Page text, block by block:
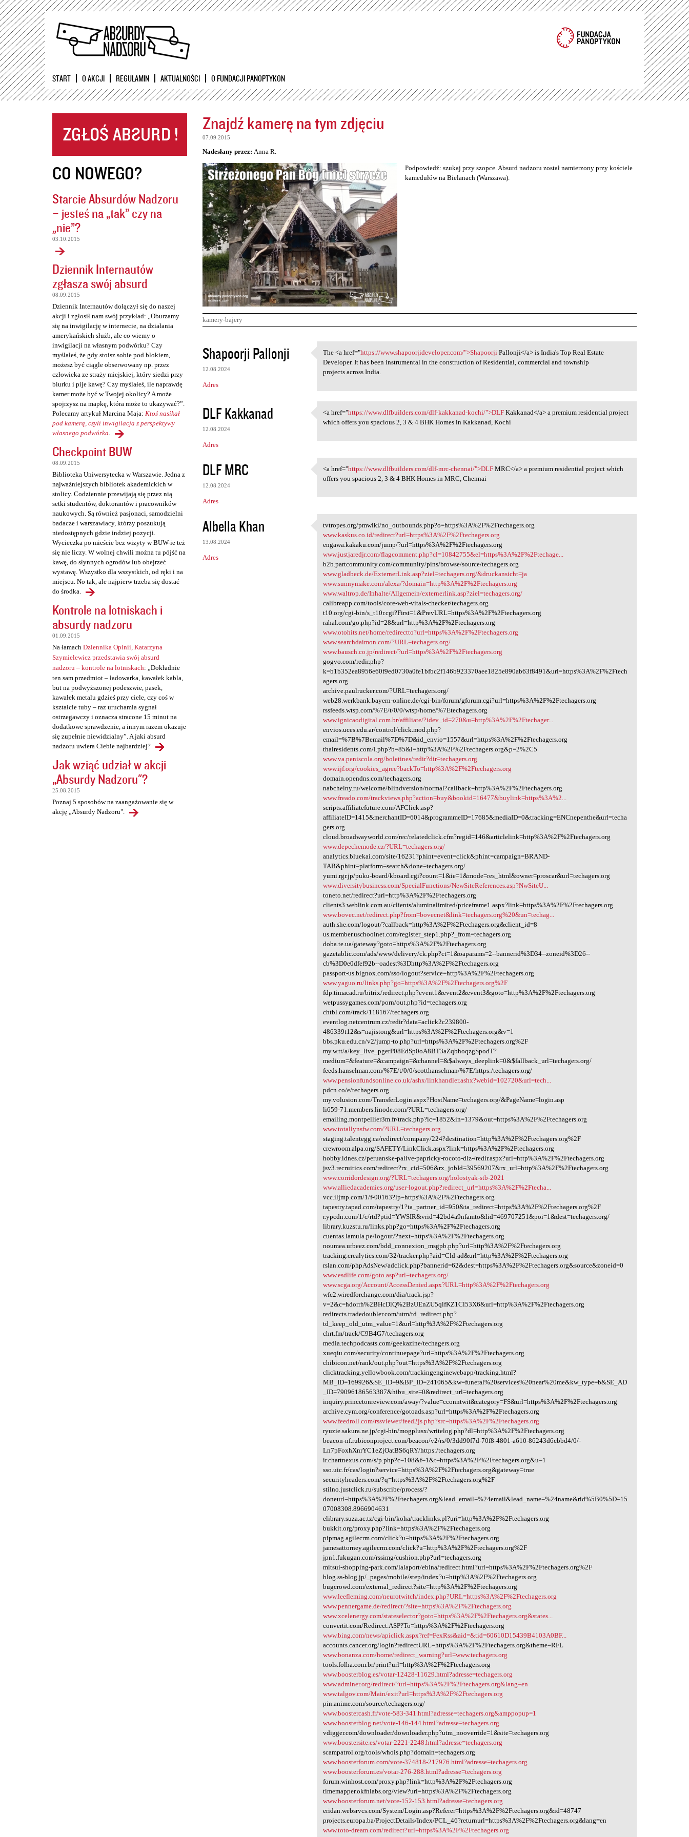
Przejdź
START O AKCJI REGULAMIN AKTUALNOŚCI O FUNDACJI PANOPTYKON
CO NOWEGO?
Starcie Absurdów Nadzoru
– jesteś na „tak” czy na
„nie”?
03.10.2015
Dziennik Internautów
zgłasza swój absurd
08.09.2015
Dziennik Internautów dołączył się do naszej
akcji i zgłosił nam swój przykład: „Oburzamy
się na inwigilację w internecie, na działania
amerykańskich służb, ale co wiemy o
inwigilacji na własnym podwórku? Czy
myślałeś, że gdy stoisz sobie pod blokiem,
możesz być ciągle obserwowany np. przez
człowieka ze straży miejskiej, który siedzi przy
biurku i pije kawę? Czy myślałeś, ile naprawdę
kamer może być w Twojej okolicy? A może
spojrzysz na mapkę, która może to ukazywać?”.
Polecamy artykuł Marcina Maja: Ktoś nasikał
pod kamerą, czyli inwigilacja z perspektywy
własnego podwórka.
Checkpoint BUW
08.09.2015
Biblioteka Uniwersytecka w Warszawie. Jedna z
najważniejszych bibliotek akademickich w
stolicy. Codziennie przewijają się przez nią
setki studentów, doktorantów i pracowników
naukowych. Są również pasjonaci, samodzielni
badacze i warszawiacy, którzy poszukują
niedostępnych gdzie indziej pozycji.
Wycieczka po mieście bez wizyty w BUW-ie też
się nie liczy. W wolnej chwili można tu pójść na
kawę, do słynnych ogrodów lub obejrzeć
wystawę. Wszystko dla wszystkich, od ręki i na
miejscu. No tak, ale najpierw trzeba się dostać
do środka.
Kontrole na lotniskach i
absurdy nadzoru
01.09.2015
Na łamach Dziennika Opinii, Katarzyna
Szymielewicz przedstawia swój absurd
nadzoru – kontrole na lotniskach: „Dokładnie
ten sam przedmiot – ładowarka, kawałek kabla,
but na podwyższonej podeszwie, pasek,
kawałek metalu gdzieś przy ciele, czy coś w
kształcie tuby – raz uruchamia sygnał
ostrzegawczy i oznacza stracone 15 minut na
dodatkowe sprawdzenie, a innym razem okazuje
się zupełnie niewidzialny”. A jaki absurd
nadzoru uwiera Ciebie najbardziej?
Jak wziąć udział w akcji
„Absurdy Nadzoru"?
25.08.2015
Poznaj 5 sposobów na zaangażowanie się w
akcję „Absurdy Nadzoru".
Znajdź kamerę na tym zdjęciu
07.09.2015
Nadesłany przez: Anna R.
Podpowiedź: szukaj przy szopce. Absurd nadzoru został namierzony przy kościele
kamedułów na Bielanach (Warszawa).
kamery-bajery
K
o
m
e
n
t
a
r
z
e
Shapoorji Pallonji
12.08.2024
Adres
The <a href="https://www
The <a href="https://www.shapoorjideveloper.com/">Shapoorji Pallonji</a> is India's Top Real Estate
Developer. It has been instrumental in the construction of Residential, commercial and township
projects across India.
DLF Kakkanad
12.08.2024
Adres
<a href="https://www
<a href="https://www.dlfbuilders.com/dlf-kakkanad-kochi/">DLF Kakkanad</a> a premium residential project
which offers you spacious 2, 3 & 4 BHK Homes in Kakkanad, Kochi
DLF MRC
12.08.2024
Adres
<a href="https://www
<a href="https://www.dlfbuilders.com/dlf-mrc-chennai/">DLF MRC</a> a premium residential project which
offers you spacious 2, 3 & 4 BHK Homes in MRC, Chennai
Albella Khan
13.08.2024
Adres
tvtropes.org/pmwiki/no
tvtropes.org/pmwiki/no_outbounds.php?o=https%3A%2F%2Ftechagers.org
www.kaskus.co.id/redirect?url=https%3A%2F%2Ftechagers.org
engawa.kakaku.com/jump/?url=https%3A%2F%2Ftechagers.org
www.justjaredjr.com/flagcomment.php?cl=10842755&el=https%3A%2F%2Ftechage...
b2b.partcommunity.com/community/pins/browse/source/techagers.org
www.gladbeck.de/ExternerLink.asp?ziel=techagers.org/&druckansicht=ja
www.sunnymake.com/alexa/?domain=http%3A%2F%2Ftechagers.org
www.waltrop.de/Inhalte/Allgemein/externerlink.asp?ziel=techagers.org/
calibreapp.com/tools/core-web-vitals-checker/techagers.org
t10.org/cgi-bin/s_t10r.cgi?First=1&PrevURL=https%3A%2F%2Ftechagers.org
rahal.com/go.php?id=28&url=http%3A%2F%2Ftechagers.org
www.otohits.net/home/redirectto?url=https%3A%2F%2Ftechagers.org
www.searchdaimon.com/?URL=techagers.org/
www.bausch.co.jp/redirect/?url=https%3A%2F%2Ftechagers.org
gogvo.com/redir.php?
k=b1b352ea8956e60f9ed0730a0fe1bfbc2f146b923370aee1825e890ab63f8491&url=https%3A%2F%2Ftech
agers.org
archive.paulrucker.com/?URL=techagers.org/
web28.werkbank.bayern-online.de/cgi-bin/forum/gforum.cgi?url=https%3A%2F%2Ftechagers.org
rssfeeds.wtsp.com/%7E/t/0/0/wtsp/home/%7Etechagers.org
www.ignicaodigital.com.br/affiliate/?idev_id=270&u=http%3A%2F%2Ftechager...
envios.uces.edu.ar/control/click.mod.php?
email=%7B%7Bemail%7D%7D&id_envio=1557&url=https%3A%2F%2Ftechagers.org
thairesidents.com/l.php?b=85&l=http%3A%2F%2Ftechagers.org&p=2%2C5
www.va.peniscola.org/boletines/redir?dir=techagers.org
www.ijf.org/cookies_agree?backTo=http%3A%2F%2Ftechagers.org
domain.opendns.com/techagers.org
nabchelny.ru/welcome/blindversion/normal?callback=http%3A%2F%2Ftechagers.org
www.freado.com/trackviews.php?action=buy&bookid=16477&buylink=https%3A%2...
scripts.affiliatefuture.com/AFClick.asp?
affiliateID=1415&merchantID=6014&programmeID=17685&mediaID=0&tracking=ENCnepenthe&url=techa
gers.org
cloud.broadwayworld.com/rec/relatedclick.cfm?regid=146&articlelink=http%3A%2F%2Ftechagers.org
www.depechemode.cz/?URL=techagers.org/
analytics.bluekai.com/site/16231?phint=event=click&phint=campaign=BRAND-
TAB&phint=platform=search&done=techagers.org/
yumi.rgr.jp/puku-board/kboard.cgi?count=1&ie=1&mode=res_html&owner=proscar&url=techagers.org
www.diversitybusiness.com/SpecialFunctions/NewSiteReferences.asp?NwSiteU...
toneto.net/redirect?url=http%3A%2F%2Ftechagers.org
clients3.weblink.com.au/clients/aluminalimited/priceframe1.aspx?link=https%3A%2F%2Ftechagers.org
www.bovec.net/redirect.php?from=bovecnet&link=techagers.org%20&un=techag...
auth.she.com/logout/?callback=http%3A%2F%2Ftechagers.org&client_id=8
us.member.uschoolnet.com/register_step1.php?_from=techagers.org
doba.te.ua/gateway?goto=https%3A%2F%2Ftechagers.org
gazetablic.com/ads/www/delivery/ck.php?ct=1&oaparams=2--bannerid%3D34--zoneid%3D26--
cb%3D0e0dfef92b--oadest%3Dhttp%3A%2F%2Ftechagers.org
passport-us.bignox.com/sso/logout?service=http%3A%2F%2Ftechagers.org
www.yaguo.ru/links.php?go=https%3A%2F%2Ftechagers.org%2F
fdp.timacad.ru/bitrix/redirect.php?event1&event2&event3&goto=http%3A%2F%2Ftechagers.org
wetpussygames.com/porn/out.php?id=techagers.org
chtbl.com/track/118167/techagers.org
eventlog.netcentrum.cz/redir?data=aclick2c239800-
486339t12&s=najistong&url=https%3A%2F%2Ftechagers.org&v=1
bbs.pku.edu.cn/v2/jump-to.php?url=https%3A%2F%2Ftechagers.org%2F
my.w.tt/a/key_live_pgerP08EdSp0oA8BT3aZqbhoqzgSpodT?
medium=&feature=&campaign=&channel=&$always_deeplink=0&$fallback_url=techagers.org/
feeds.hanselman.com/%7E/t/0/0/scotthanselman/%7E/https:/techagers.org/
www.pensionfundsonline.co.uk/ashx/linkhandler.ashx?webid=102720&url=tech...
pdcn.co/e/techagers.org
my.volusion.com/TransferLogin.aspx?HostName=techagers.org/&PageName=login.asp
li659-71.members.linode.com/?URL=techagers.org/
emailing.montpellier3m.fr/track.php?ic=1852&in=1379&out=https%3A%2F%2Ftechagers.org
www.totallynsfw.com/?URL=techagers.org
staging.talentegg.ca/redirect/company/224?destination=http%3A%2F%2Ftechagers.org%2F
crewroom.alpa.org/SAFETY/LinkClick.aspx?link=https%3A%2F%2Ftechagers.org
hobby.idnes.cz/peruanske-palive-papricky-rocoto-dlz-/redir.aspx?url=http%3A%2F%2Ftechagers.org
jsv3.recruitics.com/redirect?rx_cid=506&rx_jobId=39569207&rx_url=http%3A%2F%2Ftechagers.org
www.corridordesign.org/?URL=techagers.org/holostyak-stb-2021
www.alliedacademies.org/user-logout.php?redirect_url=https%3A%2F%2Ftecha...
vcc.iljmp.com/1/f-00163?lp=https%3A%2F%2Ftechagers.org
tapestry.tapad.com/tapestry/1?ta_partner_id=950&ta_redirect=https%3A%2F%2Ftechagers.org%2F
r.ypcdn.com/1/c/rtd?ptid=YWSIR&vrid=42bd4a9nfamto&lid=469707251&poi=1&dest=techagers.org/
library.kuzstu.ru/links.php?go=https%3A%2F%2Ftechagers.org
cuentas.lamula.pe/logout/?next=https%3A%2F%2Ftechagers.org
noumea.urbeez.com/bdd_connexion_msgpb.php?url=http%3A%2F%2Ftechagers.org
tracking.crealytics.com/32/tracker.php?aid=Cld-ad&url=http%3A%2F%2Ftechagers.org
rslan.com/phpAdsNew/adclick.php?bannerid=62&dest=https%3A%2F%2Ftechagers.org&source&zoneid=0
www.esdlife.com/goto.asp?url=techagers.org/
www.scga.org/Account/AccessDenied.aspx?URL=http%3A%2F%2Ftechagers.org
wfc2.wiredforchange.com/dia/track.jsp?
v=2&c=hdorrh%2BHcDlQ%2BzUEnZU5qlfKZ1Cl53X6&url=http%3A%2F%2Ftechagers.org
redirects.tradedoubler.com/utm/td_redirect.php?
td_keep_old_utm_value=1&url=http%3A%2F%2Ftechagers.org
chrt.fm/track/C9B4G7/techagers.org
media.techpodcasts.com/geekazine/techagers.org
xueqiu.com/security/continuepage?url=https%3A%2F%2Ftechagers.org
chibicon.net/rank/out.php?out=https%3A%2F%2Ftechagers.org
clicktracking.yellowbook.com/trackingenginewebapp/tracking.html?
MB_ID=169926&SE_ID=9&BP_ID=241065&kw=funeral%20services%20near%20me&kw_type=b&SE_AD
_ID=79096186563387&hibu_site=0&redirect_url=techagers.org
inquiry.princetonreview.com/away/?value=cconntwit&category=FS&url=https%3A%2F%2Ftechagers.org
archive.cym.org/conference/gotoads.asp?url=https%3A%2F%2Ftechagers.org
www.feedroll.com/rssviewer/feed2js.php?src=https%3A%2F%2Ftechagers.org
ryuzie.sakura.ne.jp/cgi-bin/mogplusx/writelog.php?dl=http%3A%2F%2Ftechagers.org
beacon-nf.rubiconproject.com/beacon/v2/rs/0/3dd90f7d-70f8-4801-a610-86243d6cbbd4/0/-
Ln7pFoxhXnrYC1eZjOatBS6qRY/https:/techagers.org
ir.chartnexus.com/s/p.php?c=108&f=1&t=https%3A%2F%2Ftechagers.org&u=1
sso.uic.fr/cas/login?service=https%3A%2F%2Ftechagers.org&gateway=true
securityheaders.com/?q=https%3A%2F%2Ftechagers.org%2F
stilno.justclick.ru/subscribe/process/?
doneurl=https%3A%2F%2Ftechagers.org&lead_email=%24email&lead_name=%24name&rid%5B0%5D=15
07008308.8966904631
elibrary.suza.ac.tz/cgi-bin/koha/tracklinks.pl?uri=http%3A%2F%2Ftechagers.org
bukkit.org/proxy.php?link=https%3A%2F%2Ftechagers.org
pipmag.agilecrm.com/click?u=https%3A%2F%2Ftechagers.org
jamesattorney.agilecrm.com/click?u=http%3A%2F%2Ftechagers.org%2F
jpn1.fukugan.com/rssimg/cushion.php?url=techagers.org
mitsui-shopping-park.com/lalaport/ebina/redirect.html?url=https%3A%2F%2Ftechagers.org%2F
blog.ss-blog.jp/_pages/mobile/step/index?u=http%3A%2F%2Ftechagers.org
bugcrowd.com/external_redirect?site=http%3A%2F%2Ftechagers.org
www.leefleming.com/neurotwitch/index.php?URL=https%3A%2F%2Ftechagers.org
www.pennergame.de/redirect/?site=https%3A%2F%2Ftechagers.org
www.xcelenergy.com/stateselector?goto=https%3A%2F%2Ftechagers.org&states...
convertit.com/Redirect.ASP?To=https%3A%2F%2Ftechagers.org
www.bing.com/news/apiclick.aspx?ref=FexRss&aid=&tid=60610D15439B4103A0BF...
accounts.cancer.org/login?redirectURL=https%3A%2F%2Ftechagers.org&theme=RFL
www.bonanza.com/home/redirect_warning?url=www.techagers.org
tools.folha.com.br/print?url=http%3A%2F%2Ftechagers.org
www.boosterblog.es/votar-12428-11629.html?adresse=techagers.org
www.adminer.org/redirect/?url=https%3A%2F%2Ftechagers.org&lang=en
www.talgov.com/Main/exit?url=https%3A%2F%2Ftechagers.org
pin.anime.com/source/techagers.org/
www.boostercash.fr/vote-583-341.html?adresse=techagers.org&amppopup=1
www.boosterblog.net/vote-146-144.html?adresse=techagers.org
vdigger.com/downloader/downloader.php?utm_nooverride=1&site=techagers.org
www.boostersite.es/votar-2221-2248.html?adresse=techagers.org
scampatrol.org/tools/whois.php?domain=techagers.org
www.boosterforum.com/vote-374818-217976.html?adresse=techagers.org
www.boosterforum.es/votar-276-288.html?adresse=techagers.org
forum.winhost.com/proxy.php?link=http%3A%2F%2Ftechagers.org
timemapper.okfnlabs.org/view?url=https%3A%2F%2Ftechagers.org
www.boosterforum.net/vote-152-153.html?adresse=techagers.org
eridan.websrvcs.com/System/Login.asp?Referer=https%3A%2F%2Ftechagers.org&id=48747
projects.europa.ba/ProjectDetails/Index/PCL_46?returnurl=https%3A%2F%2Ftechagers.org&lang=en
www.toto-dream.com/redirect?url=https%3A%2F%2Ftechagers.org